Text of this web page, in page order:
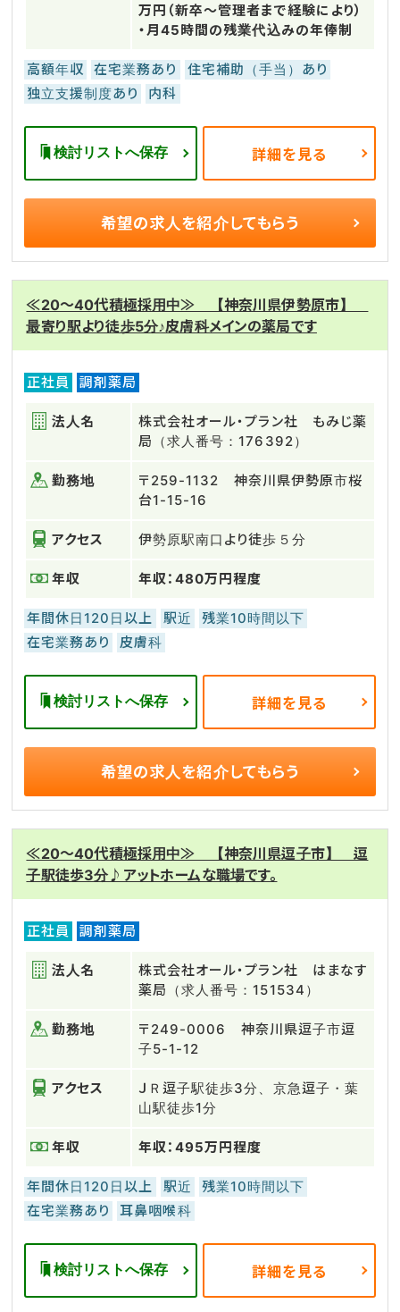
万円（新卒～管理者まで経験により）
・月45時間の残業代込みの年俸制
高額年収 在宅業務あり
住宅補助（手当）あり
独立支援制度あり
内科
検討リストへ保存 詳細を見る
希望の求人を紹介してもらう
≪20～40代積極採用中≫ 【神奈川県伊勢原市】
最寄り駅より徒歩5分♪皮膚科メインの薬局です
正社員 調剤薬局
法人名
株式会社オール・プラン社 もみじ薬
局（求人番号：176392）
勤務地
〒259-1132 神奈川県伊勢原市桜
台1-15-16
アクセス 伊勢原駅南口より徒歩５分
年収 年収：480万円程度
年間休日120日以上 駅近
残業10時間以下
在宅業務あり
皮膚科
検討リストへ保存 詳細を見る
希望の求人を紹介してもらう
≪20～40代積極採用中≫ 【神奈川県逗子市】 逗
子駅徒歩3分♪アットホームな職場です。
正社員 調剤薬局
法人名
株式会社オール・プラン社 はまなす
薬局（求人番号：151534）
勤務地
〒249-0006 神奈川県逗子市逗
子5-1-12
アクセス
ＪＲ逗子駅徒歩3分、京急逗子・葉
山駅徒歩1分
年収 年収：495万円程度
年間休日120日以上 駅近
残業10時間以下
在宅業務あり
耳鼻咽喉科
検討リストへ保存 詳細を見る